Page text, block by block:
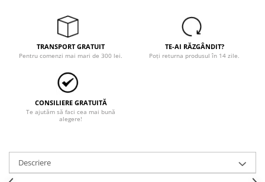
TRANSPORT GRATUIT
Pentru comenzi mai mari de 300 lei.
TE-AI RĂZGÂNDIT?
Poți returna produsul în 14 zile.
CONSILIERE GRATUITĂ
Te ajutăm să faci cea mai bună
alegere!
Descriere